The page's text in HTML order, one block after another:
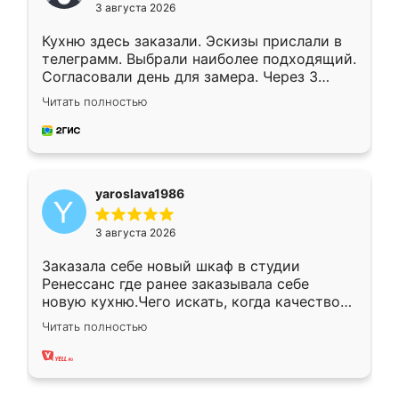
3 августа 2026
Кухню здесь заказали. Эскизы прислали в
телеграмм. Выбрали наиболее подходящий.
Согласовали день для замера. Через 3
недели кухня была уже готова. Остались
довольны работой. Спасибо Ренессанс
мебель за качественную работу!
Читать полностью
yaroslava1986
3 августа 2026
Заказала себе новый шкаф в студии
Ренессанс где ранее заказывала себе
новую кухню.Чего искать, когда качеством
вполне довольна. Служит кухня уже почти
два года, нареканий нет.
Читать полностью